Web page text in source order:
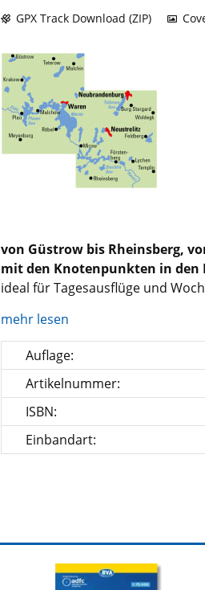
GPX Track Download (ZIP)
von Güstrow bis Rheinsberg,
mit den Knotenpunkten in den
ideal für Tagesausflüge und
mehr lesen
Auflage:
Artikelnummer:
ISBN:
Einbandart: